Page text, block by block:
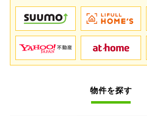
物件を探す